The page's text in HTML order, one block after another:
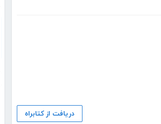
دریافت از کتابراه